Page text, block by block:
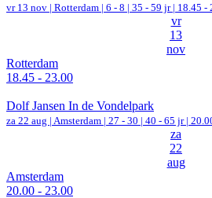
vr 13 nov | Rotterdam | 6 - 8 | 35 - 59 jr | 18.45 -
vr
13
nov
Rotterdam
18.45 - 23.00
Dolf Jansen In de Vondelpark
za 22 aug | Amsterdam | 27 - 30 | 40 - 65 jr |
za
22
aug
Amsterdam
20.00 - 23.00